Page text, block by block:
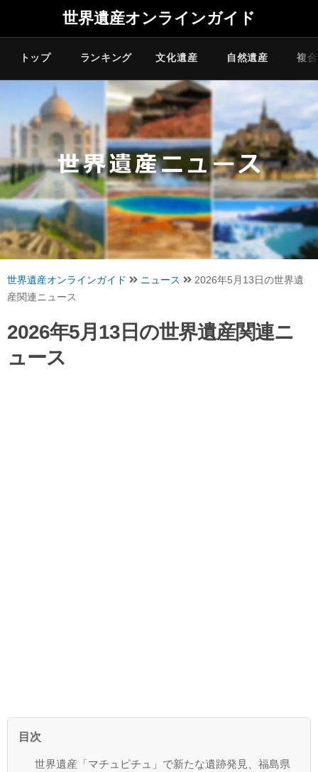
世界遺産オンラインガイド
トップ ランキング 文化遺産 自然遺産 複
世界遺産オンラインガイド ニュース
2026年5月13日の世界遺
産関連ニュース
2026年5月13日の世界遺産関連ニ
ュース
目次
世界遺産「マチュピチュ」で新たな遺跡発見、福島県